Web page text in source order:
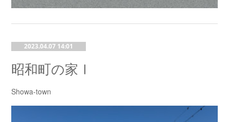
2023.04.07 14:01
昭和町の家Ⅰ
Showa-town